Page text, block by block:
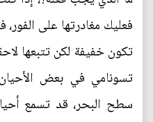
فعليك مغادرتها على
تكون خفيفة لكن تتبعها
تسونامي في بعض
سطح البحر، قد تسمع